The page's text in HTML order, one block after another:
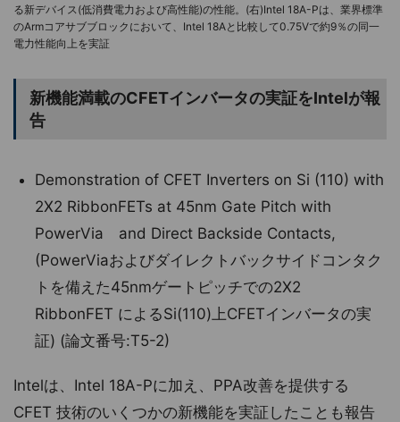
る新デバイス(低消費電力および高性能)の性能。(右)Intel 18A-Pは、業界標準
のArmコアサブブロックにおいて、Intel 18Aと比較して0.75Vで約9％の同⼀
電力性能向上を実証
新機能満載のCFETインバータの実証をIntelが報
告
Demonstration of CFET Inverters on Si (110) with
2X2 RibbonFETs at 45nm Gate Pitch with
PowerVia and Direct Backside Contacts,
(PowerViaおよびダイレクトバックサイドコンタク
トを備えた45nmゲートピッチでの2X2
RibbonFET によるSi(110)上CFETインバータの実
証) (論文番号:T5-2)
Intelは、Intel 18A-Pに加え、PPA改善を提供する
CFET 技術のいくつかの新機能を実証したことも報告